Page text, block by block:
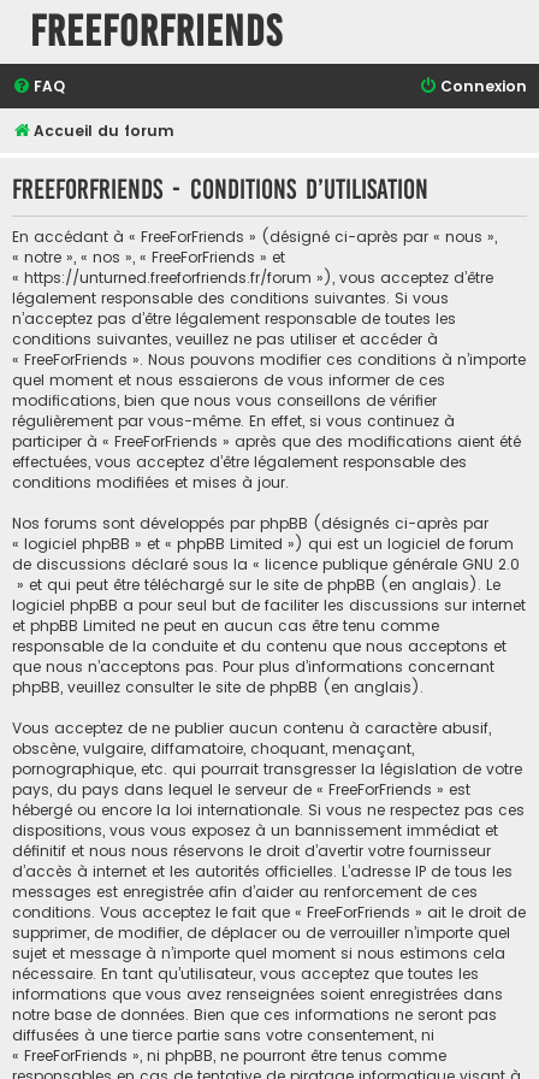
FreeForFriends
FAQ Connexion
Accueil du forum
FreeForFriends - Conditions d’utilisation
En accédant à « FreeForFriends » (désigné ci-après par « nous »,
« notre », « nos », « FreeForFriends » et
« https://unturned.freeforfriends.fr/forum »), vous acceptez d’être
légalement responsable des conditions suivantes. Si vous
n’acceptez pas d’être légalement responsable de toutes les
conditions suivantes, veuillez ne pas utiliser et accéder à
« FreeForFriends ». Nous pouvons modifier ces conditions à n’importe
quel moment et nous essaierons de vous informer de ces
modifications, bien que nous vous conseillons de vérifier
régulièrement par vous-même. En effet, si vous continuez à
participer à « FreeForFriends » après que des modifications aient été
effectuées, vous acceptez d’être légalement responsable des
conditions modifiées et mises à jour.
Nos forums sont développés par phpBB (désignés ci-après par
« logiciel phpBB » et « phpBB Limited ») qui est un logiciel de forum
de discussions déclaré sous la « licence publique générale GNU 2.0
» et qui peut être téléchargé sur le site de phpBB (en anglais). Le
logiciel phpBB a pour seul but de faciliter les discussions sur internet
et phpBB Limited ne peut en aucun cas être tenu comme
responsable de la conduite et du contenu que nous acceptons et
que nous n’acceptons pas. Pour plus d’informations concernant
phpBB, veuillez consulter le site de phpBB (en anglais).
Vous acceptez de ne publier aucun contenu à caractère abusif,
obscène, vulgaire, diffamatoire, choquant, menaçant,
pornographique, etc. qui pourrait transgresser la législation de votre
pays, du pays dans lequel le serveur de « FreeForFriends » est
hébergé ou encore la loi internationale. Si vous ne respectez pas ces
dispositions, vous vous exposez à un bannissement immédiat et
définitif et nous nous réservons le droit d’avertir votre fournisseur
d’accès à internet et les autorités officielles. L’adresse IP de tous les
messages est enregistrée afin d’aider au renforcement de ces
conditions. Vous acceptez le fait que « FreeForFriends » ait le droit de
supprimer, de modifier, de déplacer ou de verrouiller n’importe quel
sujet et message à n’importe quel moment si nous estimons cela
nécessaire. En tant qu’utilisateur, vous acceptez que toutes les
informations que vous avez renseignées soient enregistrées dans
notre base de données. Bien que ces informations ne seront pas
diffusées à une tierce partie sans votre consentement, ni
« FreeForFriends », ni phpBB, ne pourront être tenus comme